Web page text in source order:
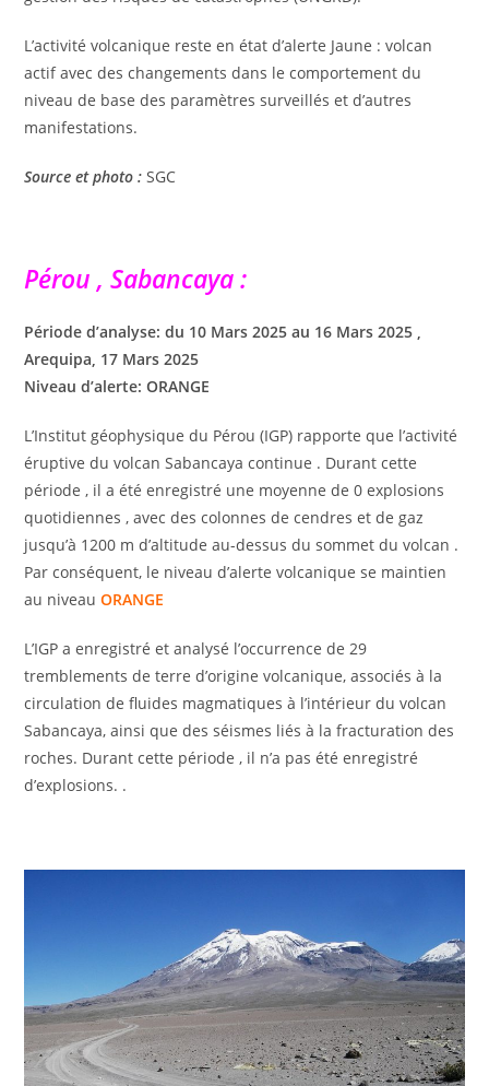
L’activité volcanique reste en état d’alerte Jaune : volcan
actif avec des changements dans le comportement du
niveau de base des paramètres surveillés et d’autres
manifestations.
Source et photo : SGC
Pérou , Sabancaya :
Période d’analyse: du 10 Mars 2025 au 16 Mars 2025 ,
Arequipa, 17 Mars 2025
Niveau d’alerte: ORANGE
L’Institut géophysique du Pérou (IGP) rapporte que l’activité
éruptive du volcan Sabancaya continue . Durant cette
période , il a été enregistré une moyenne de 0 explosions
quotidiennes , avec des colonnes de cendres et de gaz
jusqu’à 1200 m d’altitude au-dessus du sommet du volcan .
Par conséquent, le niveau d’alerte volcanique se maintien
au niveauORANGE
L’IGP a enregistré et analysé l’occurrence de 29
tremblements de terre d’origine volcanique, associés à la
circulation de fluides magmatiques à l’intérieur du volcan
Sabancaya, ainsi que des séismes liés à la fracturation des
roches. Durant cette période , il n’a pas été enregistré
d’explosions. .